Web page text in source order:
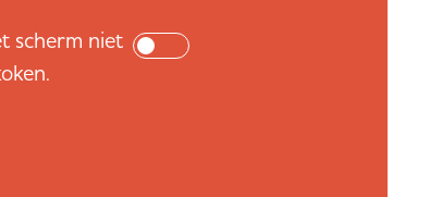
scherm niet